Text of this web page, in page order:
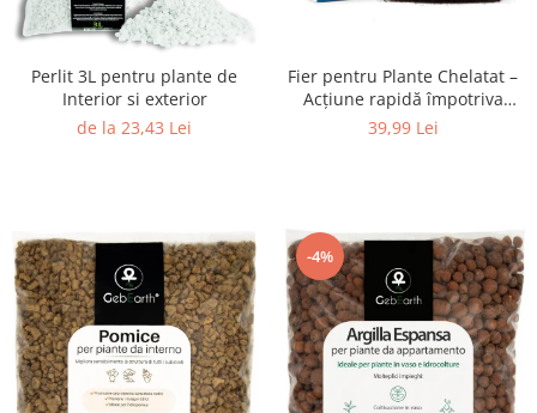
Perlit 3L pentru plante de
Interior si exterior
de la 23,43 Lei
Fier pentru Plante Chelatat –
Acțiune rapidă împotriva
clorozei și îngălbenirii, ideal
39,99 Lei
-4%